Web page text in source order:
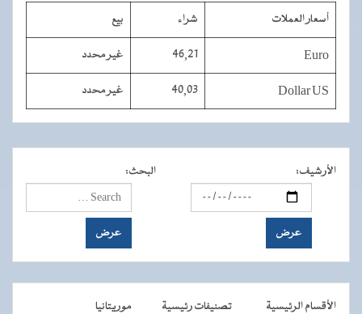
أسعار العملات شراء بيع
Euro
46,21 غير محدد
Dollar US
40,03 غير محدد
الأرشيف: البحث:
الأقسام الرئيسية تصنيفات رئيسية
موريتانيا